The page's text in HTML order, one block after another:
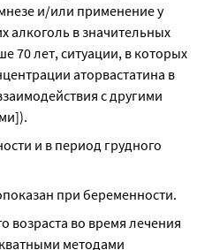
и/или применение у
алкоголь в значительных
70 лет, ситуации, в которых
аторвастатина в
с другими
и в период грудного
при беременности.
во время лечения
методами